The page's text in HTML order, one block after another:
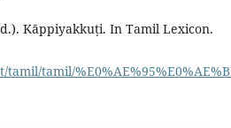
Kāppiyakkuṭi. In Tamil Lexicon.
tamil/